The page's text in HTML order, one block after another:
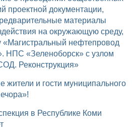
проектной документации,
материалы
на окружающую среду,
«Магистральный нефтепровод
НПС «Зеленоборск» с узлом
Реконструкция»